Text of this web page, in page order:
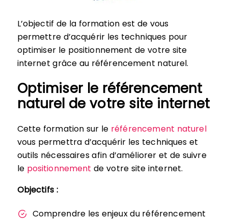
L’objectif de la formation est de vous
permettre d’acquérir les techniques pour
optimiser le positionnement de votre site
internet grâce au référencement naturel.
Optimiser le référencement
naturel de votre site internet
Cette formation sur le référencement naturel
vous permettra d’acquérir les techniques et
outils nécessaires afin d’améliorer et de suivre
le positionnement de votre site internet.
Objectifs :
Comprendre les enjeux du référencement